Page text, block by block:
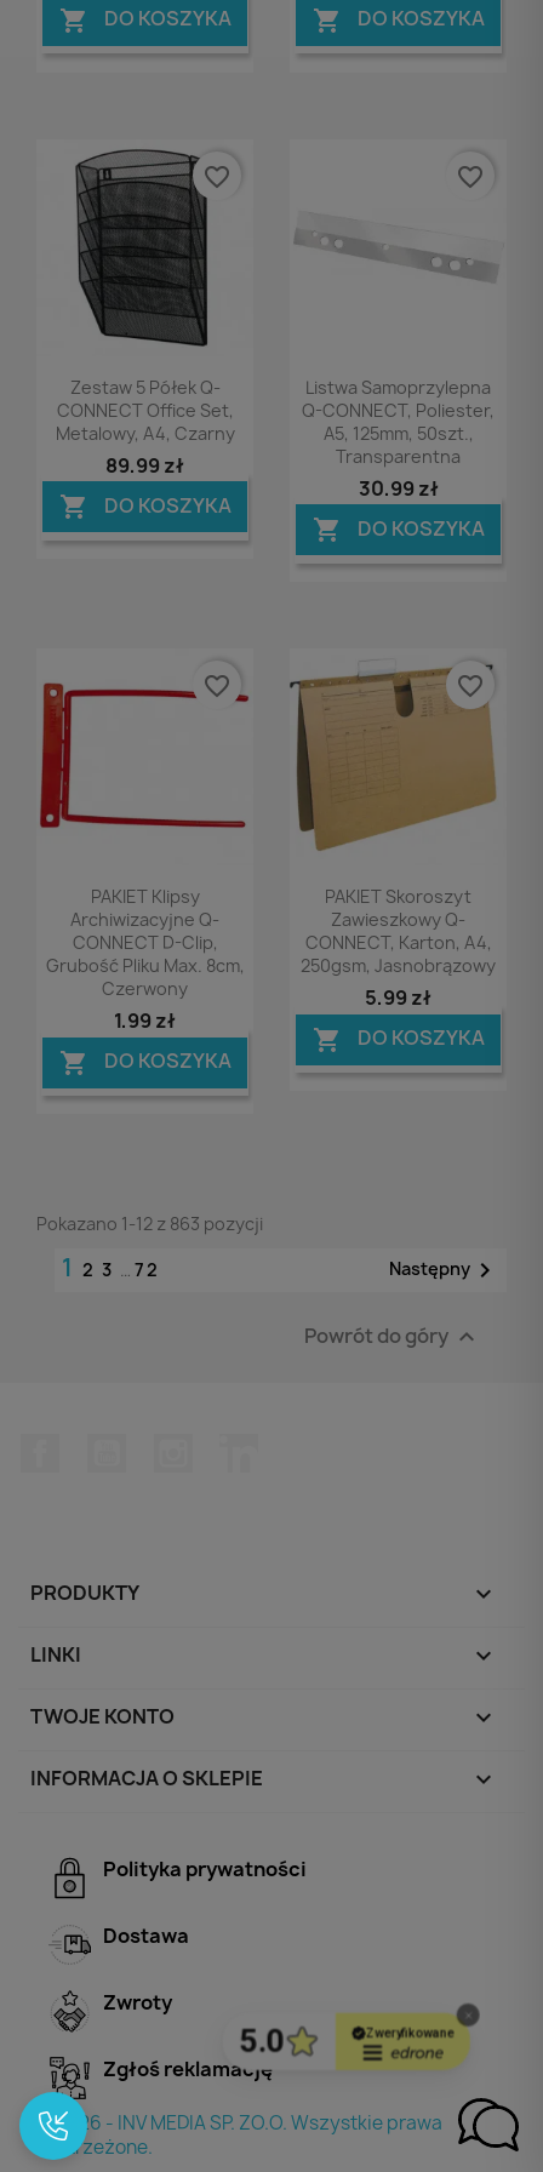
 DO KOSZYKA  DO KOSZYKA
Podgląd
Zestaw 5 Półek Q-
CONNECT Office Set,
Metalowy, A4, Czarny
89,99 zł
 DO KOSZYKA
favorite_border
Podgląd
Listwa Samoprzylepna
Q-CONNECT, Poliester,
A5, 125mm, 50szt.,
Transparentna
30,99 zł
 DO KOSZYKA
favorite_border
Podgląd
PAKIET Klipsy
Archiwizacyjne Q-
CONNECT D-Clip,
Grubość Pliku Max. 8cm,
Czerwony
1,99 zł
 DO KOSZYKA
favorite_border
Podgląd
PAKIET Skoroszyt
Zawieszkowy Q-
CONNECT, Karton, A4,
250gsm, Jasnobrązowy
5,99 zł
 DO KOSZYKA
favorite_border
Pokazano 1-12 z 863 pozycji
1 2 3 … 72 Następny 
Powrót do góry 
PRODUKTY 
LINKI 
TWOJE KONTO 
INFORMACJA O SKLEPIE keyboard_arrow_down
Polityka prywatności
Dostawa
Zwroty
Zgłoś reklamację
© 2026 - INV MEDIA SP. ZO.O. Wszystkie prawa
zastrzeżone.